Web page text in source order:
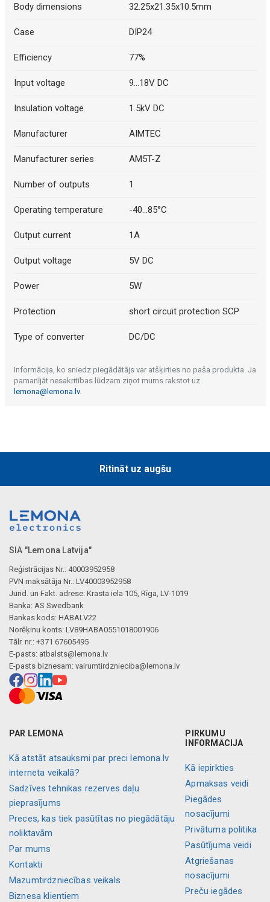
Body dimensions 32.25x21.35x10.5mm
Case DIP24
Efficiency 77%
Input voltage 9...18V DC
Insulation voltage 1.5kV DC
Manufacturer AIMTEC
Manufacturer series AM5T-Z
Number of outputs 1
Operating temperature -40...85°C
Output current 1A
Output voltage 5V DC
Power 5W
Protection short circuit protection SCP
Type of converter DC/DC
Informācija, ko sniedz piegādātājs var atšķirties no paša produkta. Ja
pamanījāt nesakritības lūdzam ziņot mums rakstot uz
lemona@lemona.lv.
Ritināt uz augšu
SIA "Lemona Latvija"
Reģistrācijas Nr.: 40003952958
PVN maksātāja Nr.: LV40003952958
Jurid. un Fakt. adrese: Krasta iela 105, Rīga, LV-1019
Banka: AS Swedbank
Bankas kods: HABALV22
Norēķinu konts: LV89HABA0551018001906
Tālr. nr.: +371 67605495
E-pasts: atbalsts@lemona.lv
E-pasts biznesam: vairumtirdznieciba@lemona.lv
PAR LEMONA
Kā atstāt atsauksmi par preci lemona.lv
interneta veikalā?
Sadzīves tehnikas rezerves daļu
pieprasījums
Preces, kas tiek pasūtītas no piegādātāju
noliktavām
Par mums
Kontakti
Mazumtirdzniecības veikals
Biznesa klientiem
PIRKUMU
INFORMĀCIJA
Kā iepirkties
Apmaksas veidi
Piegādes
nosacījumi
Privātuma politika
Pasūtījuma veidi
Atgriešanas
nosacījumi
Preču iegādes